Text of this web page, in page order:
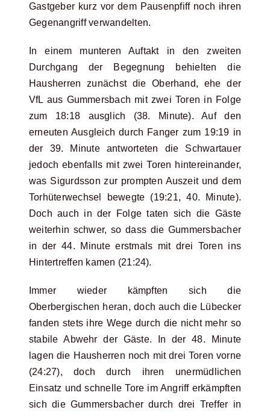
Gastgeber kurz vor dem Pausenpfiff noch ihren
Gegenangriff verwandelten.
In einem munteren Auftakt in den zweiten
Durchgang der Begegnung behielten die
Hausherren zunächst die Oberhand, ehe der
VfL aus Gummersbach mit zwei Toren in Folge
zum 18:18 ausglich (38. Minute). Auf den
erneuten Ausgleich durch Fanger zum 19:19 in
der 39. Minute antworteten die Schwartauer
jedoch ebenfalls mit zwei Toren hintereinander,
was Sigurdsson zur prompten Auszeit und dem
Torhüterwechsel bewegte (19:21, 40. Minute).
Doch auch in der Folge taten sich die Gäste
weiterhin schwer, so dass die Gummersbacher
in der 44. Minute erstmals mit drei Toren ins
Hintertreffen kamen (21:24).
Immer wieder kämpften sich die
Oberbergischen heran, doch auch die Lübecker
fanden stets ihre Wege durch die nicht mehr so
stabile Abwehr der Gäste. In der 48. Minute
lagen die Hausherren noch mit drei Toren vorne
(24:27), doch durch ihren unermüdlichen
Einsatz und schnelle Tore im Angriff erkämpften
sich die Gummersbacher durch drei Treffer in